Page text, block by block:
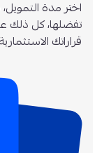
اختر مدة
تفضلها، كل ذلك
قراراتك